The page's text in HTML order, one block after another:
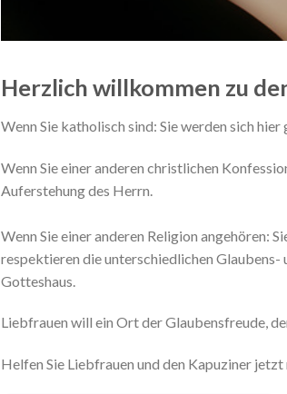
Herzlich willkommen zu
Wenn Sie katholisch sind: Sie werden sich hier
Wenn Sie einer anderen christlichen
Auferstehung des Herrn.
Wenn Sie einer anderen Religion angehören:
respektieren die unterschiedlichen Glaubens-
Gotteshaus.
Liebfrauen will ein Ort der Glaubensfreude,
Helfen Sie Liebfrauen und den Kapuziner